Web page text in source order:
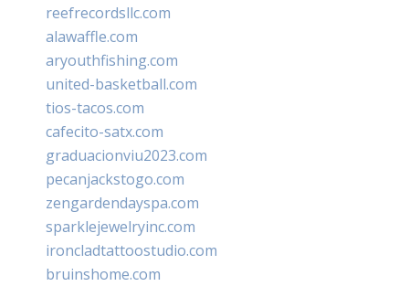
reefrecordsllc.com
alawaffle.com
aryouthfishing.com
united-basketball.com
tios-tacos.com
cafecito-satx.com
graduacionviu2023.com
pecanjackstogo.com
zengardendayspa.com
sparklejewelryinc.com
ironcladtattoostudio.com
bruinshome.com